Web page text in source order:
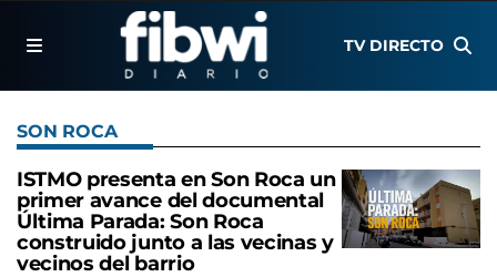
TV DIRECTO
SON ROCA
ISTMO presenta en Son Roca un
primer avance del documental
Última Parada: Son Roca
construido junto a las vecinas y
vecinos del barrio